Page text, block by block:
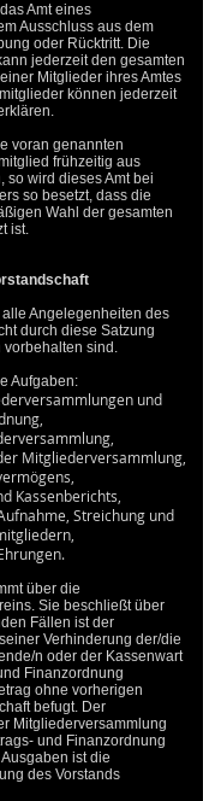
Amt eines
Ausschluss aus dem
oder Rücktritt. Die
jederzeit den gesamten
Mitglieder ihres Amtes
können jederzeit
voran genannten
frühzeitig aus
so wird dieses Amt bei
so besetzt, dass die
Wahl der gesamten
ist.
alle Angelegenheiten des
durch diese Satzung
sind.
Aufgaben:
und
Mitgliederversammlung,
Kassenberichts,
Streichung und
über die
Sie beschließt über
Fällen ist der
Verhinderung der/die
n oder der Kassenwart
Finanzordnung
ohne vorherigen
befugt. Der
Mitgliederversammlung
und Finanzordnung
ist die
des Vorstands